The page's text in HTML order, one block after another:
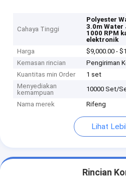
Cahaya Tinggi
Polyester
3.0m Water
1000 RPM
elektronik
Harga
$9,000.00 -
Kemasan rincian
Pengiriman
Kuantitas min Order
1 set
Menyediakan
kemampuan
10000 Set/
Nama merek
Rifeng
Lihat
Rincian